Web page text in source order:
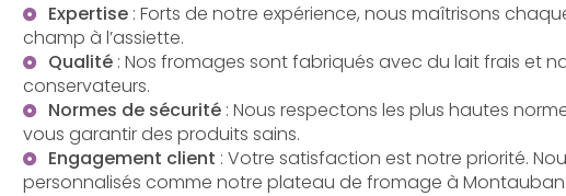
Expertise : Forts de notre expérience, nous maîtrisons
champ à l’assiette.
Qualité : Nos fromages sont fabriqués avec du lait frais et
conservateurs.
Normes de sécurité : Nous respectons les plus hautes
vous garantir des produits sains.
Engagement client : Votre satisfaction est notre priorité.
personnalisés comme notre plateau de fromage à Montauban